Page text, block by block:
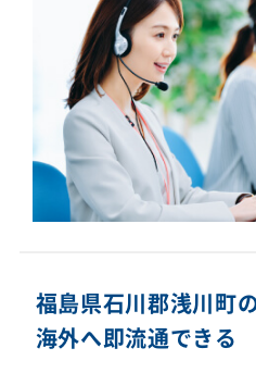
福島県石川郡浅川町
海外へ即流通できる